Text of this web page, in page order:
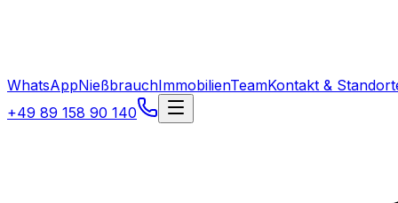
WhatsAppNießbrauchImmobilienTeamKontakt &
+49 89 158 90 140